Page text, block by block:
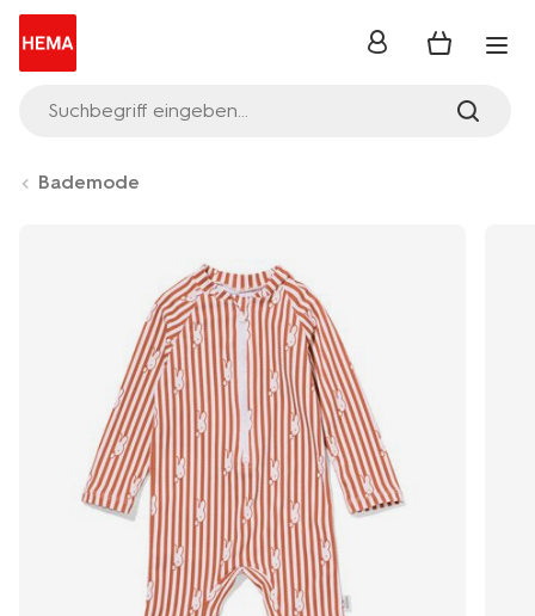
Suchbegriff eingeben...
Anmelden
Bademode